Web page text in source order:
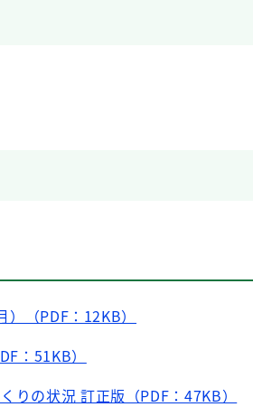
（PDF：12KB）
：51KB）
の状況 訂正版（PDF：47KB）